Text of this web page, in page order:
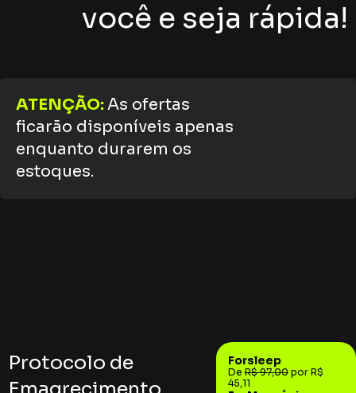
você e seja rápida!
ATENÇÃO:As ofertas
ficarão disponíveis apenas
enquanto durarem os
estoques.
Protocolo de
Forsleep
DeR$ 97,00por R$
45,11